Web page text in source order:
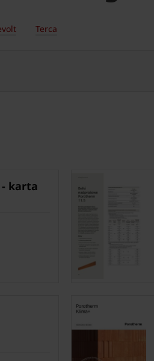
Terca
karta